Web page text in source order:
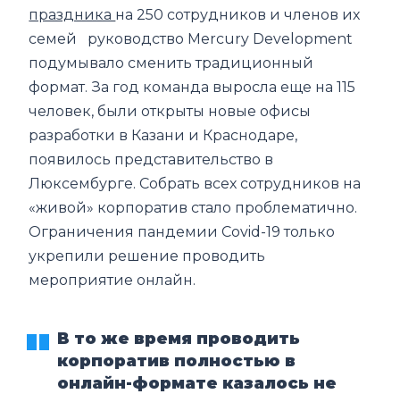
праздника на 250 сотрудников и членов их
семей руководство Mercury Development
подумывало сменить традиционный
формат. За год команда выросла еще на 115
человек, были открыты новые офисы
разработки в Казани и Краснодаре,
появилось представительство в
Люксембурге. Собрать всех сотрудников на
«живой» корпоратив стало проблематично.
Ограничения пандемии Covid-19 только
укрепили решение проводить
мероприятие онлайн.
В то же время проводить
корпоратив полностью в
онлайн-формате казалось не